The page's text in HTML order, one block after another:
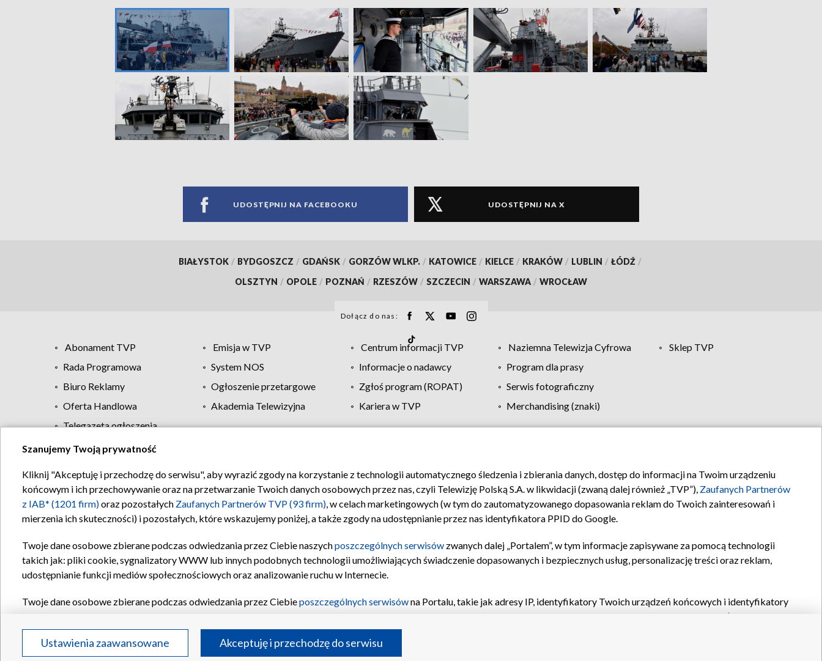
UDOSTĘPNIJ NA FACEBOOKU UDOSTĘPNIJ NA X
BIAŁYSTOK / BYDGOSZCZ / GDAŃSK / GORZÓW WLKP. / KATOWICE / KIELCE / KRAKÓW / LUBLIN / ŁÓDŹ /
OLSZTYN / OPOLE / POZNAŃ / RZESZÓW / SZCZECIN / WARSZAWA / WROCŁAW
Dołącz do nas:
Abonament TVP Emisja w TVP Centrum informacji TVP Naziemna Telewizja Cyfrowa
Sklep TVP
Rada Programowa
System NOS Informacje o nadawcy
Program dla prasy
Biuro Reklamy
Ogłoszenie przetargowe Zgłoś program (ROPAT)
Serwis fotograficzny
Oferta Handlowa
Akademia Telewizyjna Kariera w TVP
Merchandising (znaki)
Telegazeta ogłoszenia
Regulamin TVP Polityka prywatności Moje zgody Pomoc Biuro reklamy Kontakt
Szanujemy Twoją prywatność
Kliknij "Akceptuję i przechodzę do serwisu", aby wyrazić zgody na korzystanie z technologii automatycznego śledzenia i zbierania danych, dostęp do informacji na Twoim urządzeniu
końcowym i ich przechowywanie oraz na przetwarzanie Twoich danych osobowych przez nas, czyli Telewizję Polską S.A. w likwidacji (zwaną dalej również „TVP”), Zaufanych Partnerów
z IAB* (1201 firm)oraz pozostałych Zaufanych Partnerów TVP (93 firm), w celach marketingowych (w tym do zautomatyzowanego dopasowania reklam do Twoich zainteresowań i
mierzenia ich skuteczności) i pozostałych, które wskazujemy poniżej, a także zgody na udostępnianie przez nas identyfikatora PPID do Google.
Twoje dane osobowe zbierane podczas odwiedzania przez Ciebie naszychposzczególnych serwisów zwanych dalej „Portalem”, w tym informacje zapisywane za pomocą technologii
takich jak: pliki cookie, sygnalizatory WWW lub innych podobnych technologii umożliwiających świadczenie dopasowanych i bezpiecznych usług, personalizację treści oraz reklam,
udostępnianie funkcji mediów społecznościowych oraz analizowanie ruchu w Internecie.
Twoje dane osobowe zbierane podczas odwiedzania przez Ciebieposzczególnych serwisówna Portalu, takie jak adresy IP, identyfikatory Twoich urządzeń końcowych i identyfikatory
oraz pozostałych
Partnerów TVPdla realizacji następujących celów i funkcji: przechowywania informacji na urządzeniu lub dostęp do nich, wyboru podstawowych reklam, wyboru spersonalizowanych
reklam, tworzenia profilu spersonalizowanych reklam, tworzenia profilu spersonalizowanych treści, wyboru spersonalizowanych treści, pomiaru wydajności reklam, pomiaru wydajności
Ustawienia zaawansowane Akceptuję i przechodzę do serwisu